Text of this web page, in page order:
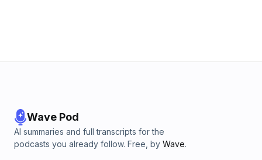
Wave Pod
AI summaries and full transcripts for the
podcasts you already follow. Free, by Wave.